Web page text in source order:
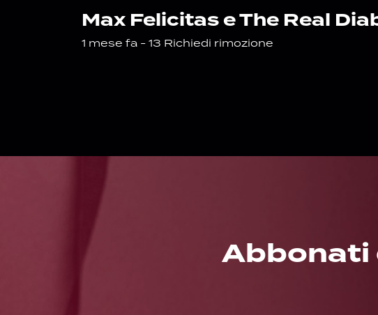
Max Felicitas e The Real
1 mese fa - 13 Richiedi rimozione
Abbonati